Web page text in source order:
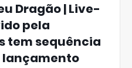
Dragão | Live-
pela
tem sequência